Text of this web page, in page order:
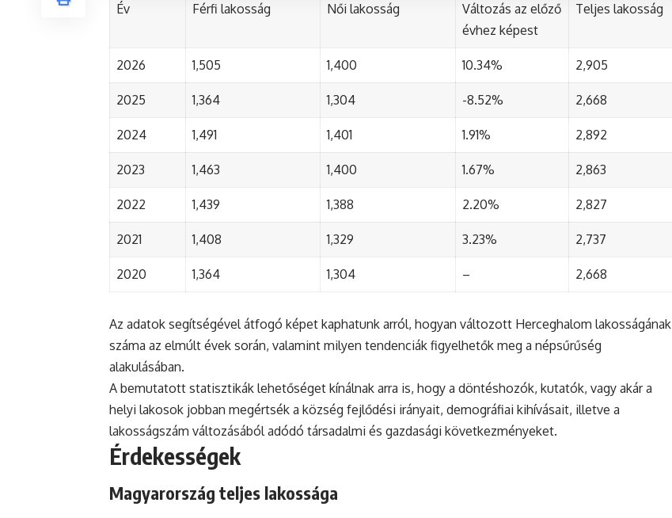
Év Férfi lakosság Női lakosság
Változás az előző
évhez képest
Teljes lakosság
2026 1,505 1,400 10.34% 2,905
2025 1,364 1,304 -8.52% 2,668
2024 1,491 1,401 1.91% 2,892
2023 1,463 1,400 1.67% 2,863
2022 1,439 1,388 2.20% 2,827
2021 1,408 1,329 3.23% 2,737
2020 1,364 1,304 – 2,668
Az adatok segítségével átfogó képet kaphatunk arról, hogyan változott Herceghalom lakosságának
száma az elmúlt évek során, valamint milyen tendenciák figyelhetők meg a népsűrűség
alakulásában.
A bemutatott statisztikák lehetőséget kínálnak arra is, hogy a döntéshozók, kutatók, vagy akár a
helyi lakosok jobban megértsék a község fejlődési irányait, demográfiai kihívásait, illetve a
lakosságszám változásából adódó társadalmi és gazdasági következményeket.
Érdekességek
Magyarország teljes lakossága